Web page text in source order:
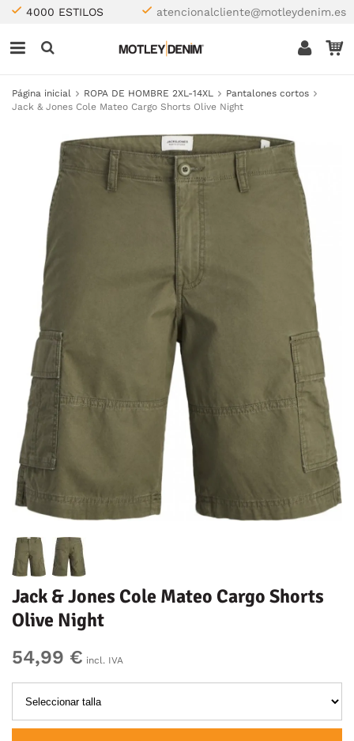
4000 ESTILOS atencionalcliente@motleydenim.es
Página inicial ROPA DE HOMBRE 2XL-14XL
Pantalones cortos
Jack & Jones Cole Mateo Cargo Shorts Olive Night
Jack & Jones Cole Mateo Cargo Shorts
Olive Night
54,99 € incl. IVA